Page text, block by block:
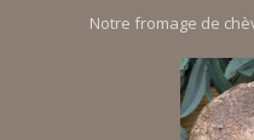
Notre fromage de